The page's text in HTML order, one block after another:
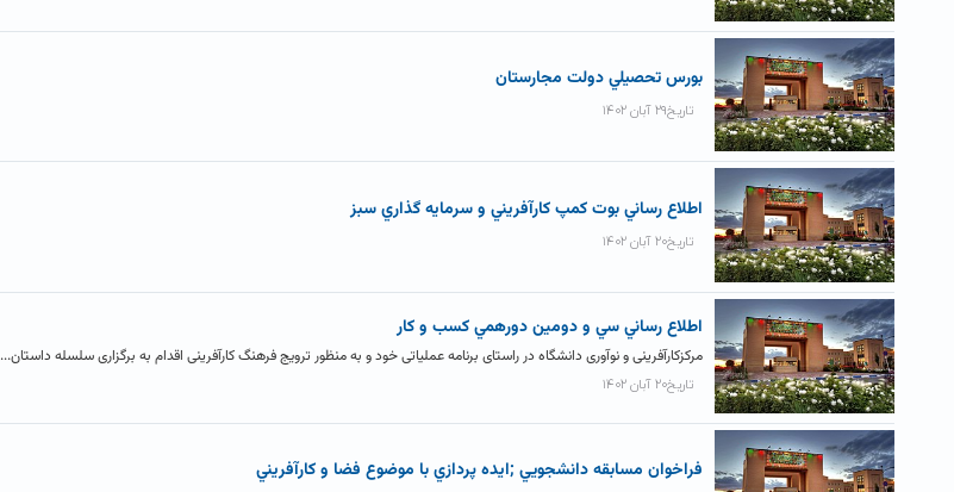
بورس تحصيلي دولت مجارستان
تاریخ۲۹ آبان ۱۴۰۲
اطلاع رساني بوت کمپ کارآفريني و سرمايه گذاري سبز
تاریخ۲۰ آبان ۱۴۰۲
اطلاع رساني سي و دومين دورهمي کسب و کار
مرکزکارآفرینی و نوآوری دانشگاه در راستای برنامه عملیاتی خود و به منظور ترویج فرهنگ کارآفرینی اقدام به برگزاری سلسله داستان...
تاریخ۲۰ آبان ۱۴۰۲
فراخوان مسابقه دانشجويي ;ايده پردازي با موضوع فضا و کارآفريني